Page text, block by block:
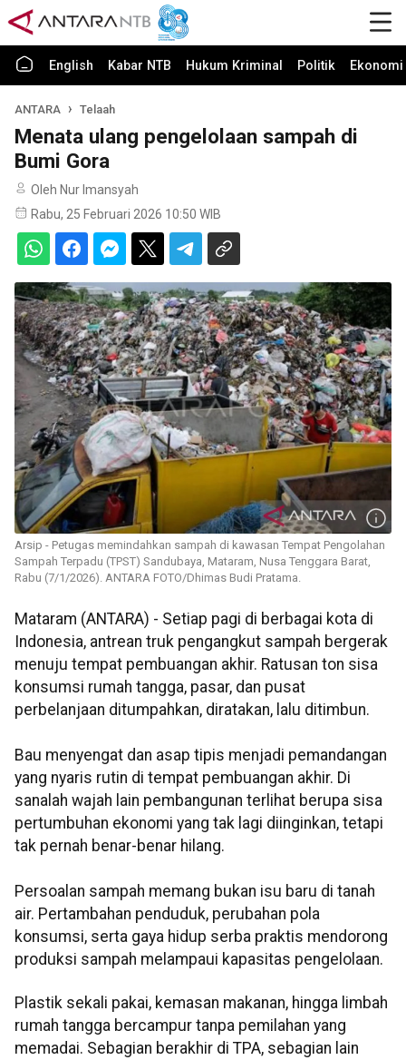
English Kabar NTB Hukum Kriminal Politik
ANTARA Telaah
Menata ulang pengelolaan sampah di
Bumi Gora
Oleh Nur Imansyah
Rabu, 25 Februari 2026 10:50 WIB
Arsip - Petugas memindahkan sampah di kawasan Tempat Pengolahan
Sampah Terpadu (TPST) Sandubaya, Mataram, Nusa Tenggara Barat,
Rabu (7/1/2026). ANTARA FOTO/Dhimas Budi Pratama.
Mataram (ANTARA) - Setiap pagi di berbagai kota di
Indonesia, antrean truk pengangkut sampah bergerak
menuju tempat pembuangan akhir. Ratusan ton sisa
konsumsi rumah tangga, pasar, dan pusat
perbelanjaan ditumpahkan, diratakan, lalu ditimbun.
Bau menyengat dan asap tipis menjadi pemandangan
yang nyaris rutin di tempat pembuangan akhir. Di
sanalah wajah lain pembangunan terlihat berupa sisa
pertumbuhan ekonomi yang tak lagi diinginkan, tetapi
tak pernah benar-benar hilang.
Persoalan sampah memang bukan isu baru di tanah
air. Pertambahan penduduk, perubahan pola
konsumsi, serta gaya hidup serba praktis mendorong
produksi sampah melampaui kapasitas pengelolaan.
Plastik sekali pakai, kemasan makanan, hingga limbah
rumah tangga bercampur tanpa pemilahan yang
memadai. Sebagian berakhir di TPA, sebagian lain